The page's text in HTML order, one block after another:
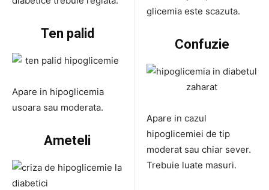
Ten palid
Apare in hipoglicemia
usoara sau moderata.
Ameteli
glicemia este scazuta.
Confuzie
Apare in cazul
hipoglicemiei de tip
moderat sau chiar sever.
Trebuie luate masuri.